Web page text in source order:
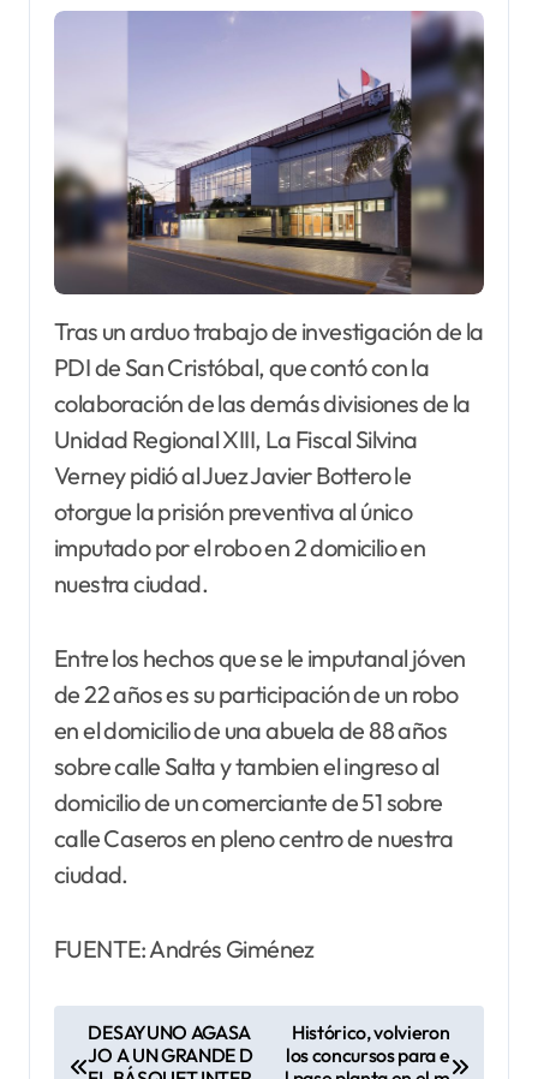
Tras un arduo trabajo de investigación de la
PDI de San Cristóbal, que contó con la
colaboración de las demás divisiones de la
Unidad Regional XIII, La Fiscal Silvina
Verney pidió al Juez Javier Bottero le
otorgue la prisión preventiva al único
imputado por el robo en 2 domicilio en
nuestra ciudad.
Entre los hechos que se le imputanal jóven
de 22 años es su participación de un robo
en el domicilio de una abuela de 88 años
sobre calle Salta y tambien el ingreso al
domicilio de un comerciante de 51 sobre
calle Caseros en pleno centro de nuestra
ciudad.
FUENTE: Andrés Giménez
DESAYUNO AGASA
JO A UN GRANDE D
Histórico, volvieron
los concursos para e